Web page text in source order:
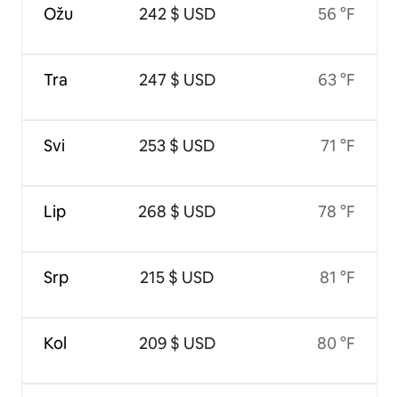
Ožu
Tra
Svi
Lip
Srp
Kol
242 $ USD
247 $ USD
253 $ USD
268 $ USD
215 $ USD
209 $ USD
56 °F
63 °F
71 °F
78 °F
81 °F
80 °F